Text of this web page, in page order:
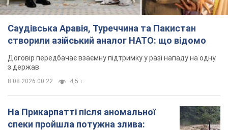
Саудівська Аравія, Туреччина та Пакистан
створили азійський аналог НАТО: що відомо
Договір передбачає взаємну підтримку у разі нападу на одну
з держав
8.08.2026 00:22 4,5 т.
На Прикарпатті після аномальної
спеки пройшла потужна злива: